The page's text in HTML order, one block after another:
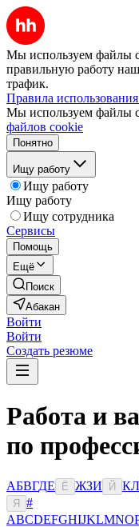
Мы используем файлы
правильную работу
трафик.
Правила
Мы используем файлы
файлов cookie
Понятно
Ищу работу
Ищу работу
Ищу работу
Ищу сотрудника
Сервисы
Помощь
Ещё
Поиск
Абакан
Войти
Войти
Создать резюме
Работа и
по
АБВГДЕ Ё ЖЗИ Й КЛ
Я
#
ABCDEFGHIJKLMNO